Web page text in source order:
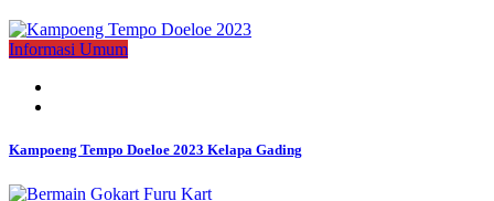
Informasi Umum
Kampoeng Tempo Doeloe 2023 Kelapa Gading